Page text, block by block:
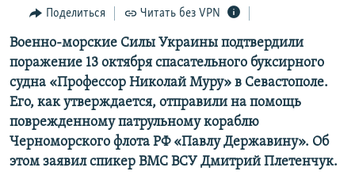
Вернутся
поиску
ИНТЕРАКТИВ
ИНФОГРАФИКА
ТЕЛЕПРОЕКТ КРЫМ.РЕАЛИИ
СОВЕТЫ ПРАВОЗАЩИТНИКОВ
ПРОПАВШИЕ БЕЗ ВЕСТИ
ПОБЕДИТЕЛЕЙ НЕ СУДЯТ?
РАДІО СВОБОДА
КАК ОБОЙТИ БЛОКИРОВКУ
Українською
Qırımtatar
ПРИСОЕДИНЯЙТЕСЬ!
Поделиться Читать без VPN
Военно-морские Силы Украины подтвердили
поражение 13 октября спасательного буксирного
судна «Профессор Николай Муру» в Севастополе.
Его, как утверждается, отправили на помощь
поврежденному патрульному кораблю
Черноморского флота РФ «Павлу Державину». Об
этом заявил спикер ВМС ВСУ Дмитрий Плетенчук.